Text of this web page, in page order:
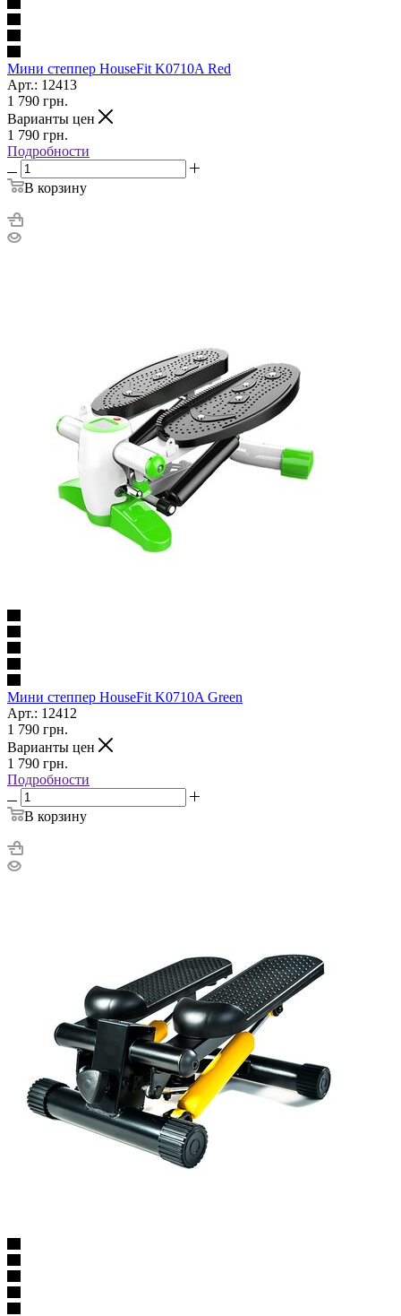
Мини степпер HouseFit K0710A Red
Арт.: 12413
1 790 грн.
Варианты цен
1 790 грн.
Подробности
В корзину
Мини степпер HouseFit K0710A Green
Арт.: 12412
1 790 грн.
Варианты цен
1 790 грн.
Подробности
В корзину